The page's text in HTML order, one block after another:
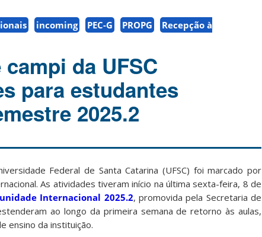
incoming PEC-G PROPG
Recepção à
da UFSC
para estudantes
2025.2
Federal de Santa Catarina (UFSC) foi marcado por
As atividades tiveram início na última sexta-feira, 8 de
Internacional 2025.2, promovida pela Secretaria de
ao longo da primeira semana de retorno às aulas,
ensino da instituição.